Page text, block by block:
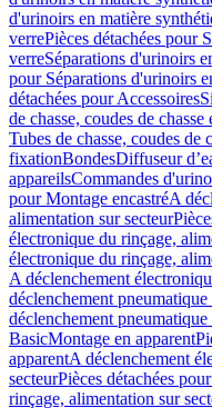
d'urinoirs en matière
verrePièces détachées pour
verreSéparations d'urinoirs
pour Séparations d'urinoirs
détachées pour Accessoires
de chasse, coudes de
Tubes de chasse, coudes de
fixationBondesDiffuseur
appareilsCommandes
pour Montage encastréA
alimentation sur secteur
électronique du rinçage,
électronique du rinçage,
A déclenchement
déclenchement
déclenchement
BasicMontage en apparent
apparentA déclenchement
secteurPièces détachées
rinçage, alimentation sur